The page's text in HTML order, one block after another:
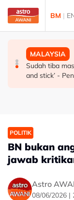
Skip to main content
BM |
MALAYSIA
KDNK sektor
pada suku
MALAYSIA
Saksi tidak
skandal
MALAYSIA
Sudah tiba
and stick’ -
POLITIK
BN bukan
jawab
Astro
08/06/2026 |